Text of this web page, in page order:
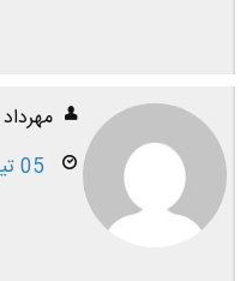
مهرداد
05 تیر 1401